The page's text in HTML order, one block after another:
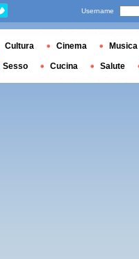
Username
Cultura Cinema Musica
Sesso Cucina Salute